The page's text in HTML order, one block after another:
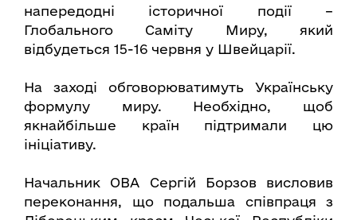
напередодні історичної події –
Глобального Саміту Миру, який
відбудеться 15-16 червня у Швейцарії.
На заході обговорюватимуть Українську
формулу миру. Необхідно, щоб
якнайбільше країн підтримали цю
ініціативу.
Начальник ОВА Сергій Борзов висловив
переконання, що подальша співпраця з